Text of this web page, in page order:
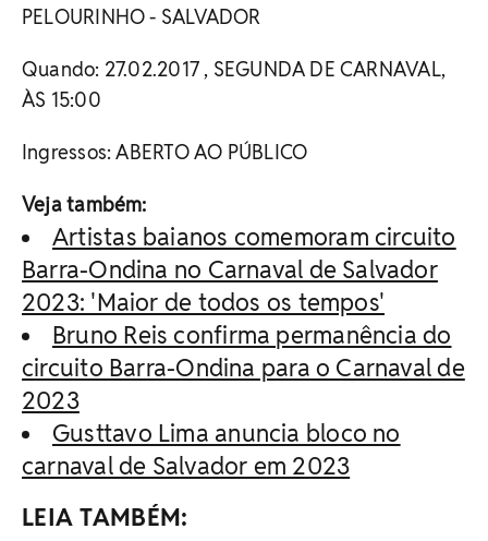
PELOURINHO - SALVADOR
Quando: 27.02.2017 , SEGUNDA DE CARNAVAL,
ÀS 15:00
Ingressos: ABERTO AO PÚBLICO
Veja também:
Artistas baianos comemoram circuito
Barra-Ondina no Carnaval de Salvador
2023: 'Maior de todos os tempos'
Bruno Reis confirma permanência do
circuito Barra-Ondina para o Carnaval de
2023
Gusttavo Lima anuncia bloco no
carnaval de Salvador em 2023
LEIA TAMBÉM: